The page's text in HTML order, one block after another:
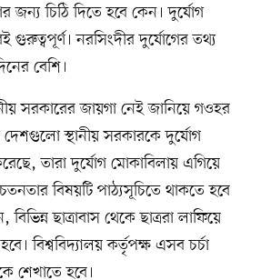
জন্য চিঠি দিতে হবে কেন। দুর্যোগ
গুরুত্বপূর্ণ। নরসিংদীর দুর্যোগের তথ্য
বেশি।
সরকারের জায়গা নেই জানিয়ে গওহর
স্থানীয় সরকারকে দুর্যোগ
তারা দুর্যোগ মোকাবিলায় এগিয়ে
বিষয়টি পাঠ্যসূচিতে থাকতে হবে
ছাত্রাবাস থেকে ছাত্ররা লাফিয়ে
বিশ্ববিদ্যালয় কর্তৃপক্ষ এসব চর্চা
শেখাতে হবে।